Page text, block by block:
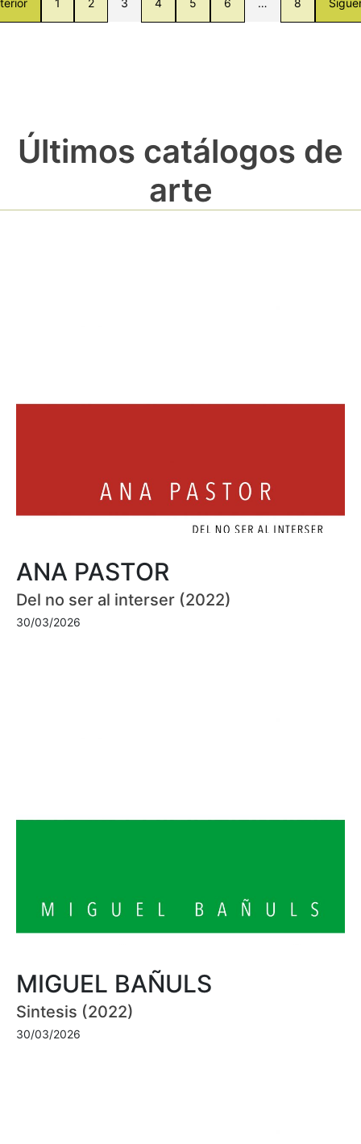
Últimos catálogos de
arte
ANA PASTOR
Del no ser al interser (2022)
30/03/2026
MIGUEL BAÑULS
Sintesis (2022)
30/03/2026